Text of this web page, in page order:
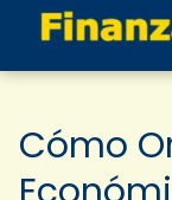
Cómo